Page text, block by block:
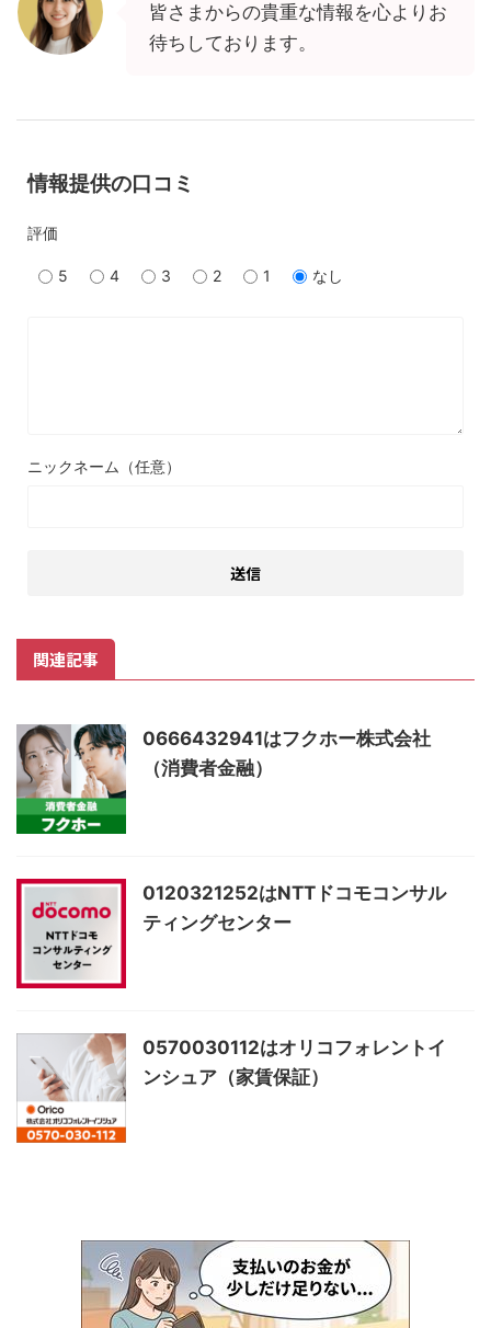
皆さまからの貴重な情報を心よりお
待ちしております。
情報提供の口コミ
評価
5 4 3 2 1 なし
ニックネーム（任意）
関連記事
0666432941はフクホー株式会社
（消費者金融）
0120321252はNTTドコモコンサル
ティングセンター
0570030112はオリコフォレントイ
ンシュア（家賃保証）